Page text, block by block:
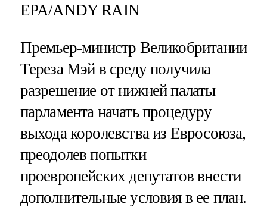
EPA/ANDY RAIN
Премьер-министр Великобритании
Тереза Мэй в среду получила
разрешение от нижней палаты
парламента начать процедуру
выхода королевства из Евросоюза,
преодолев попытки
проевропейских депутатов внести
дополнительные условия в ее план.